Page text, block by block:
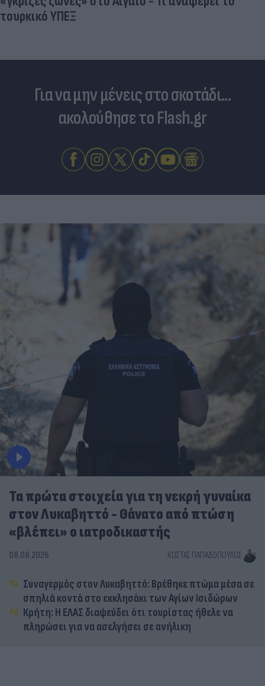
τουρκικό ΥΠΕΞ
Για να μην μένεις στο σκοτάδι...
ακολούθησε το Flash.gr
Τα πρώτα στοιχεία για τη νεκρή γυναίκα
στον Λυκαβηττό - Θάνατο από πτώση
«βλέπει» ο ιατροδικαστής
08.08.2026 ΚΏΣΤΑΣ ΠΑΠΑΔΌΠΟΥΛΟΣ
Συναγερμός στον Λυκαβηττό: Βρέθηκε πτώμα μέσα σε
σπηλιά κοντά στο εκκλησάκι των Αγίων Ισιδώρων
Κρήτη: Η ΕΛΑΣ διαψεύδει ότι τουρίστας ήθελε να
πληρώσει για να ασελγήσει σε ανήλικη